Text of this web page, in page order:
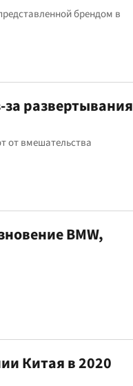
брендом в
развертывания
от вмешательства
BMW,
Китая в 2020